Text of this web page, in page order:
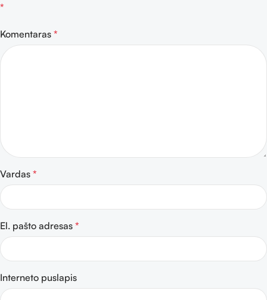
*
Komentaras *
Vardas *
El. pašto adresas *
Interneto puslapis